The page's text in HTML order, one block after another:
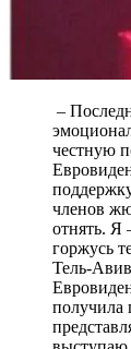
–
честную
членов
отнять. Я
горжусь
Тель-
получила